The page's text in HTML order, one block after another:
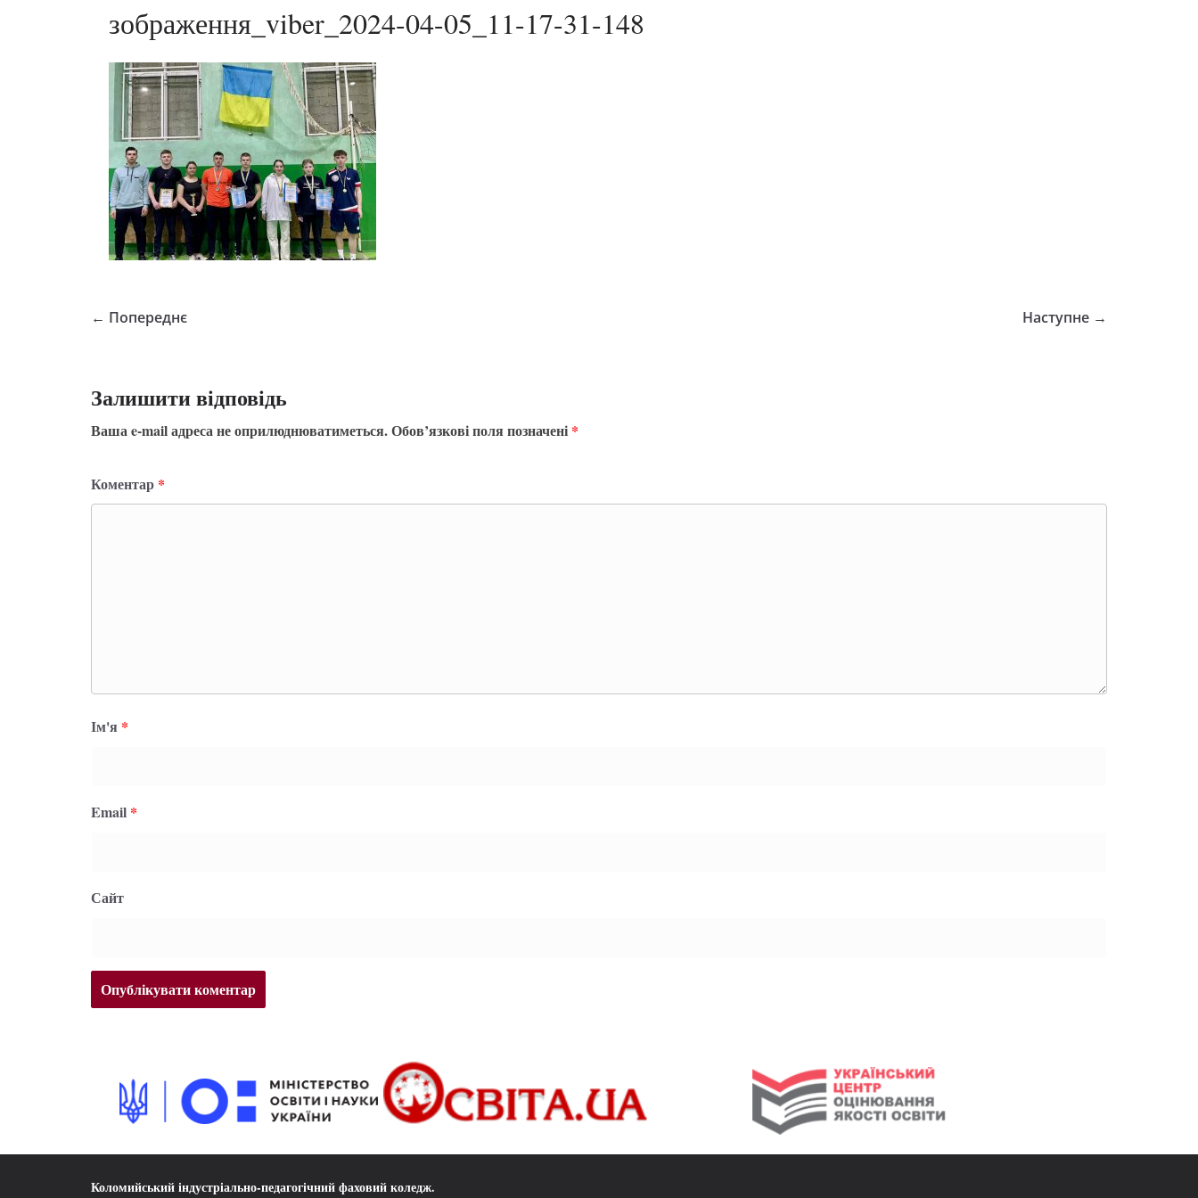
зображення_viber_2024-04-05_11-17-31-148
← Попереднє Наступне →
Залишити відповідь
Ваша e-mail адреса не оприлюднюватиметься.Обов’язкові поля позначені *
Коментар *
Ім'я *
Email *
Сайт
Коломийський індустріально-педагогічний фаховий коледж.